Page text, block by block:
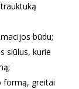
būdu;
siūlus, kurie
formą, greitai